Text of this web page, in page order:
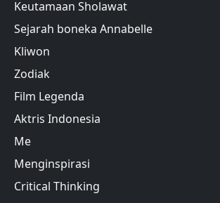
Keutamaan Sholawat
Sejarah boneka Annabelle
Kliwon
Zodiak
Film Legenda
Aktris Indonesia
Me
Menginspirasi
Critical Thinking